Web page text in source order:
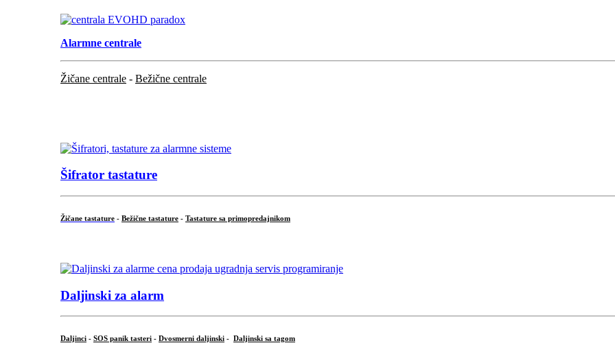
Alarmne centrale
Žičane centrale - Bežične centrale
Šifrator tastature
Žičane tastature - Bežične tastature - Tastature sa primopredajnikom
Daljinski za alarm
Daljinci - SOS panik tasteri - Dvosmerni daljinski - Daljinski sa tagom